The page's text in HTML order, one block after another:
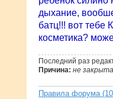
дыхание,
батц!!! вот тебе
косметика?
Последний раз
Причина: не
Правила форума